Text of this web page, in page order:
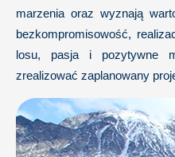
marzenia oraz wyznają
bezkompromisowość,
losu, pasja i pozytywne
zrealizować zaplanowany